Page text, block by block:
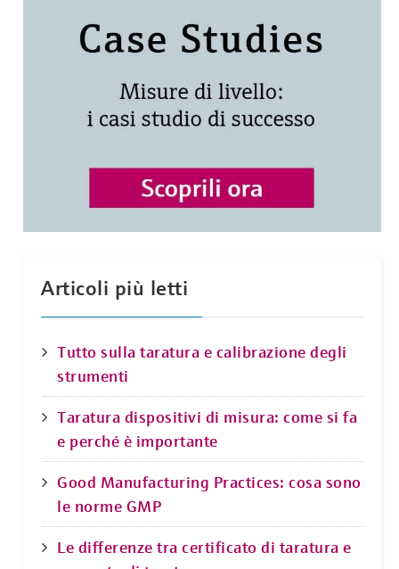
Articoli più letti
Tutto sulla taratura e calibrazione degli
strumenti
Taratura dispositivi di misura: come si fa
e perché è importante
Good Manufacturing Practices: cosa sono
le norme GMP
Le differenze tra certificato di taratura e